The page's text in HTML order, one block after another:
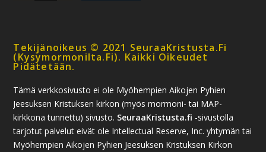
Tekijänoikeus © 2021 SeuraaKristusta.fi
(kysymormonilta.fi). Kaikki Oikeudet
Pidätetään.
Tämä verkkosivusto ei ole Myöhempien Aikojen Pyhien
Jeesuksen Kristuksen kirkon (myös mormoni- tai MAP-
kirkkona tunnettu) sivusto. SeuraaKristusta.fi -sivustolla
tarjotut palvelut eivät ole Intellectual Reserve, Inc. yhtymän tai
Myöhempien Aikojen Pyhien Jeesuksen Kristuksen Kirkon